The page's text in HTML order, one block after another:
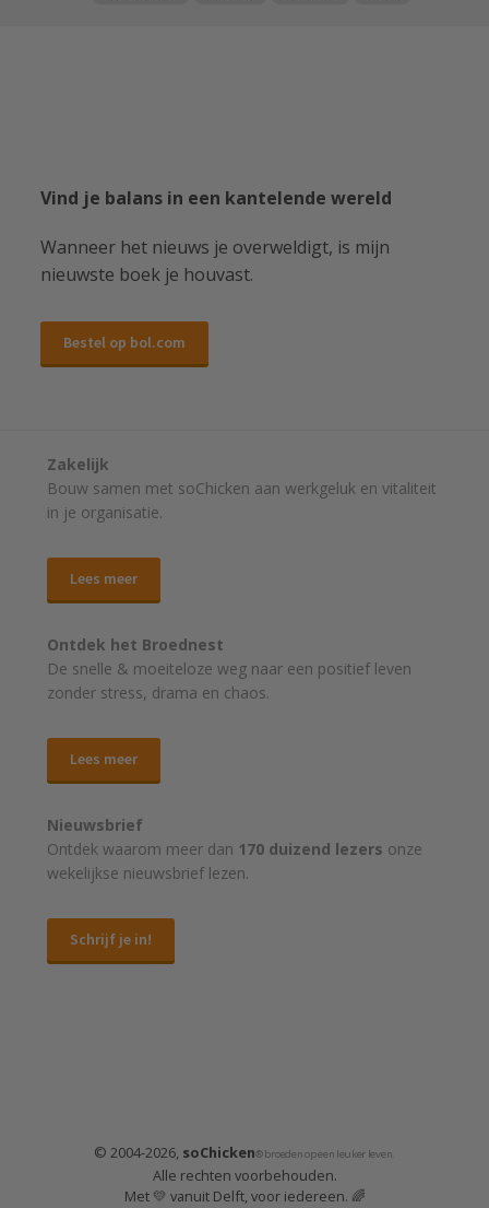
Vind je balans in een kantelende wereld
Wanneer het nieuws je overweldigt, is mijn
nieuwste boek je houvast.
Bestel op bol.com
Zakelijk
Bouw samen met soChicken aan werkgeluk en vitaliteit
in je organisatie.
Lees meer
Ontdek het Broednest
De snelle & moeiteloze weg naar een positief leven
zonder stress, drama en chaos.
Lees meer
Nieuwsbrief
Ontdek waarom meer dan 170 duizend lezers onze
wekelijkse nieuwsbrief lezen.
Schrijf je in!
© 2004-2026, soChicken® broeden op een leuker leven.
Alle rechten voorbehouden.
Met 💛 vanuit Delft, voor iedereen. 🌈